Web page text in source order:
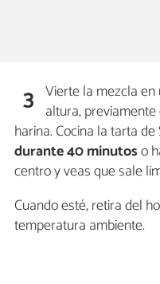
3 Vierte la mezcla
altura,
harina. Cocina la tarta
durante 40 minutoso
centro y veas que sale
Cuando esté, retira del
temperatura ambiente.